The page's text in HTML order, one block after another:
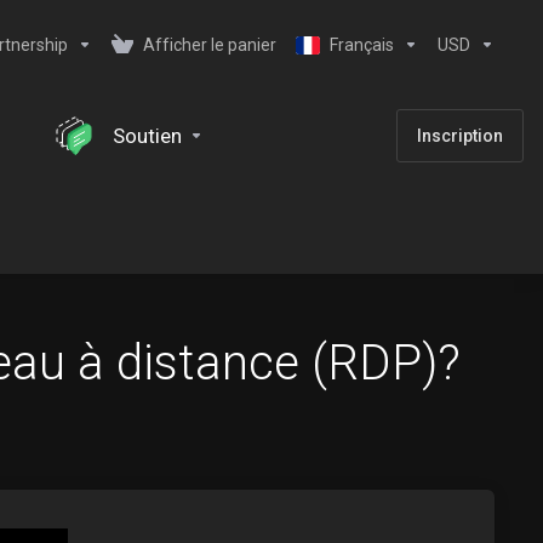
Afficher le panier Français USD
Soutien Inscription
à distance (RDP)?